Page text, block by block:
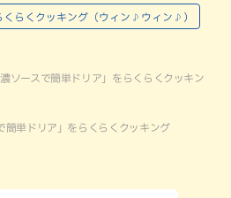
くらくクッキング（ウィン♪ウィン♪）
濃ソースで簡単ドリア」をらくらくクッキン
簡単ドリア」をらくらくクッキング